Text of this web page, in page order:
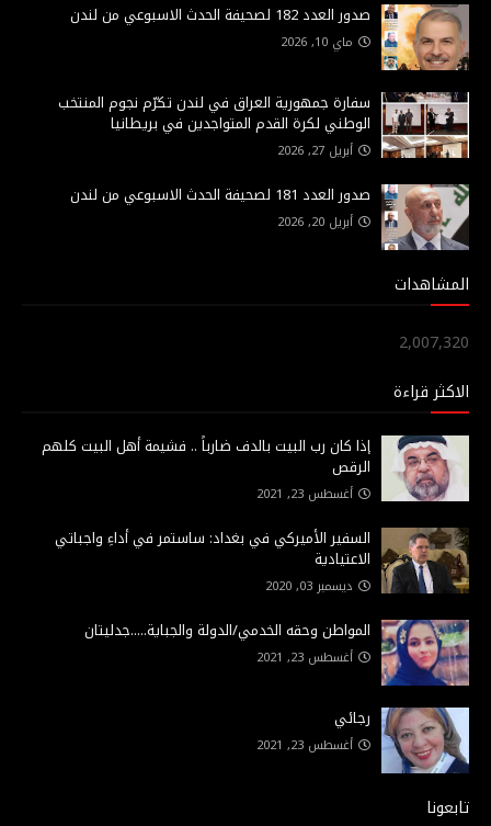
صدور العدد 182 لصحيفة الحدث الاسبوعي من لندن
ماي 10, 2026
سفارة جمهورية العراق في لندن تكرّم نجوم المنتخب
الوطني لكرة القدم المتواجدين في بريطانيا
أبريل 27, 2026
صدور العدد 181 لصحيفة الحدث الاسبوعي من لندن
أبريل 20, 2026
المشاهدات
2,007,320
الاكثر قراءة
إذا كان رب البيت بالدف ضارباً .. فشيمة أهل البيت كلهم
الرقص
أغسطس 23, 2021
السفير الأميركي في بغداد: ساستمر في أداءِ واجباتي
الاعتيادية
ديسمبر 03, 2020
المواطن وحقه الخدمي/الدولة والجباية.....جدليتان
أغسطس 23, 2021
رجائي
أغسطس 23, 2021
تابعونا